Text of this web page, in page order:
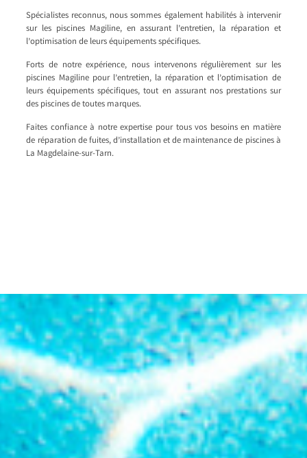
Spécialistes reconnus, nous sommes également habilités à intervenir
sur les piscines Magiline, en assurant l’entretien, la réparation et
l’optimisation de leurs équipements spécifiques.
Forts de notre expérience, nous intervenons régulièrement sur les
piscines Magiline pour l’entretien, la réparation et l’optimisation de
leurs équipements spécifiques, tout en assurant nos prestations sur
des piscines de toutes marques.
Faites confiance à notre expertise pour tous vos besoins en matière
de réparation de fuites, d’installation et de maintenance de piscines à
La Magdelaine-sur-Tarn.